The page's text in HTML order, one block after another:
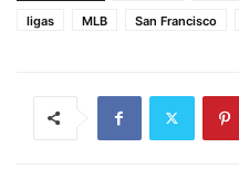
ligas
MLB San Francisco